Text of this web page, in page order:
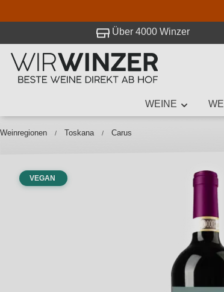
Über 4000 Winzer
WEINE
Weinregionen Toskana Carus
VEGAN
bei WirWinzer.